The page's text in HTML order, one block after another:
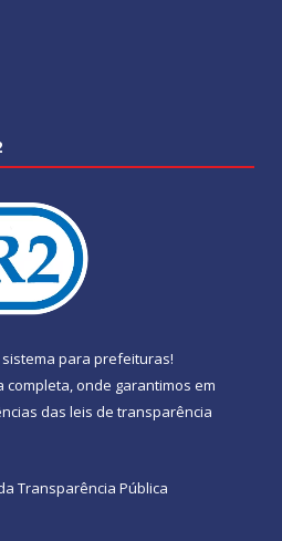
sistema para prefeituras!
completa, onde garantimos em
das leis de transparência
Transparência Pública